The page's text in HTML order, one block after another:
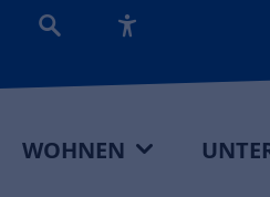
WOHNEN